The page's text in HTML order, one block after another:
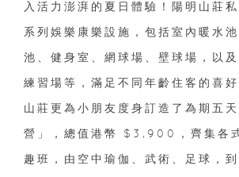
入活力澎湃的夏日體驗！陽明山莊
系列娛樂康樂設施，包括室內暖水
池、健身室、網球場、壁球場，以
練習場等，滿足不同年齡住客的喜
山莊更為小朋友度身訂造了為期五
營」，總值港幣 $3,900，齊集各
趣班，由空中瑜伽、武術、足球，